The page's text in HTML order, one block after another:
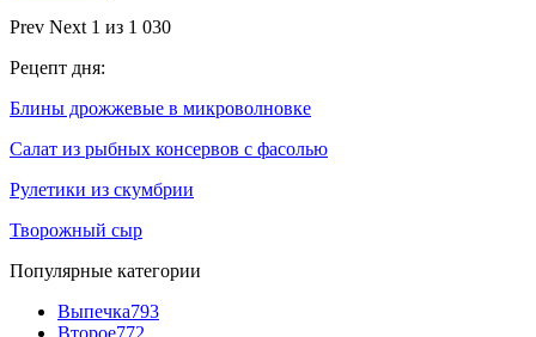
Prev Next 1 из 1 030
Рецепт дня:
Блины дрожжевые в микроволновке
Салат из рыбных консервов с фасолью
Рулетики из скумбрии
Творожный сыр
Популярные категории
Выпечка793
Второе772